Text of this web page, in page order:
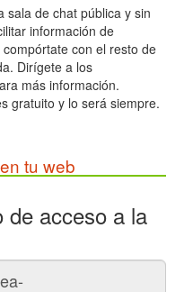
sala de chat pública y sin
información de
con el resto de
Dirígete a los
más información.
gratuito y lo será siempre.
tu web
de acceso a la